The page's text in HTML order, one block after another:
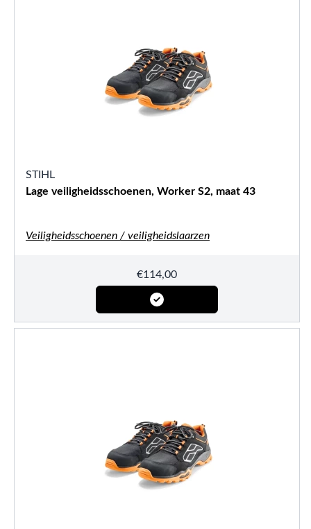
STIHL
Lage veiligheidsschoenen, Worker S2, maat 43
Veiligheidsschoenen / veiligheidslaarzen
€114,00